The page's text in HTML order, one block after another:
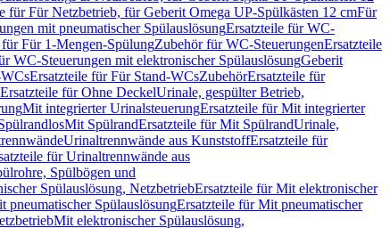
für Für Netzbetrieb, für Geberit Omega UP-Spülkästen 12 cmFür
mit pneumatischer SpülauslösungErsatzteile für WC-
für Für 1-Mengen-SpülungZubehör für WC-SteuerungenErsatzteile
WC-Steuerungen mit elektronischer SpülauslösungGeberit
Ersatzteile für Für Stand-WCsZubehörErsatzteile für
Ersatzteile für Ohne DeckelUrinale, gespülter Betrieb,
Mit integrierter UrinalsteuerungErsatzteile für Mit integrierter
Mit SpülrandErsatzteile für Mit SpülrandUrinale,
Urinaltrennwände aus KunststoffErsatzteile für
für Urinaltrennwände aus
Spülbögen und
Spülauslösung, NetzbetriebErsatzteile für Mit elektronischer
pneumatischer SpülauslösungErsatzteile für Mit pneumatischer
Mit elektronischer Spülauslösung,